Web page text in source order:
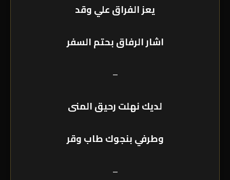
يعز الفراق علي وقد
اشار الرفاق بحتم السفر
–
لديك نهلت رحيق المنى
وطرفي بنجوك طاب وقر
–